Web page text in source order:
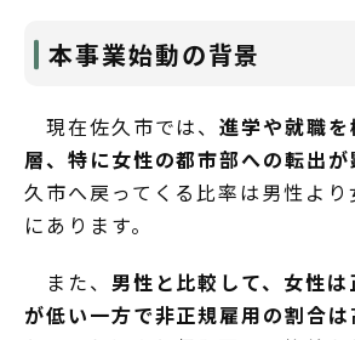
本事業始動の背景
現在佐久市では、進学や就職
層、特に女性の都市部への転出が
久市へ戻ってくる比率は男性より
にあります。
また、 男性と比較して、女性
が低い一方で非正規雇用の割合は